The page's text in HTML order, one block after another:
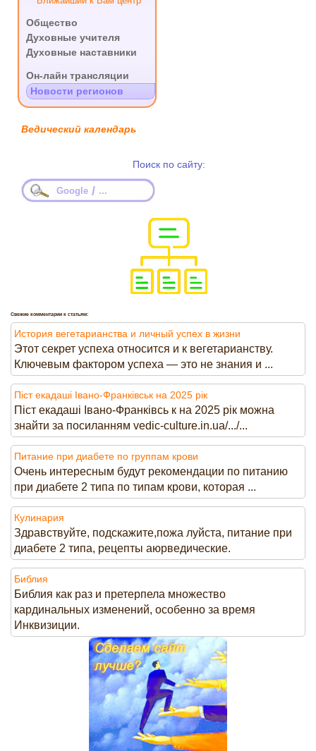
Общество
Духовные учителя
Духовные наставники
Он-лайн трансляции
Новости регионов
Ведический календарь
Поиск по сайту:
Google / ...
Свежие комментарии к статьям:
История вегетарианства и личный успех в жизни
Этот секрет успеха относится и к вегетарианству.
Ключевым фактором успеха — это не знания и ...
Піст екадаші Івано-Франківськ на 2025 рік
Піст екадаші Івано-Франківсь к на 2025 рік можна
знайти за посиланням vedic-culture.in.ua/.../...
Питание при диабете по группам крови
Очень интересным будут рекомендации по питанию
при диабете 2 типа по типам крови, которая ...
Кулинария
Здравствуйте, подскажите,пожа луйста, питание при
диабете 2 типа, рецепты аюрведические.
Библия
Библия как раз и претерпела множество
кардинальных изменений, особенно за время
Инквизиции.